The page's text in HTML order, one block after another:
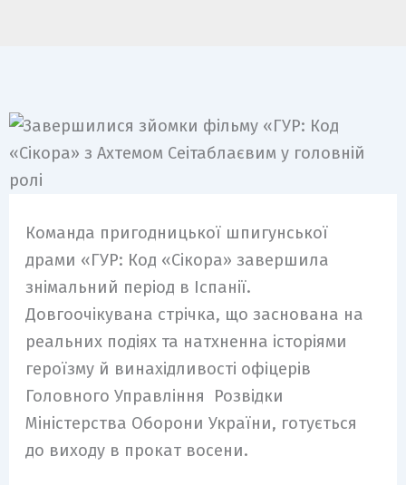
Команда пригодницької шпигунської
драми «ГУР: Код «Сікора» завершила
знімальний період в Іспанії.
Довгоочікувана стрічка, що заснована на
реальних подіях та натхненна історіями
героїзму й винахідливості офіцерів
Головного Управління Розвідки
Міністерства Оборони України, готується
до виходу в прокат восени.